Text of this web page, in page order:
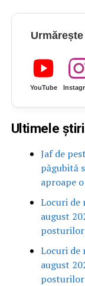
YouTube
Ultimele
Jaf de
păgubită
aproape
Locuri de
august
Locuri de
august